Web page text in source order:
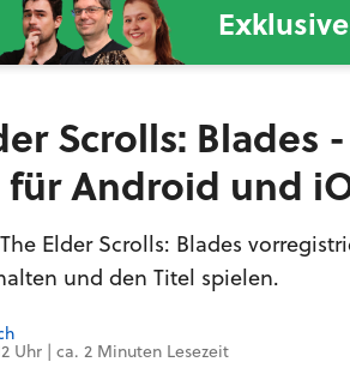
Scrolls:
für Android und
Elder Scrolls: Blades
und den Titel spielen.
Uhr | ca. 2 Minuten Lesezeit